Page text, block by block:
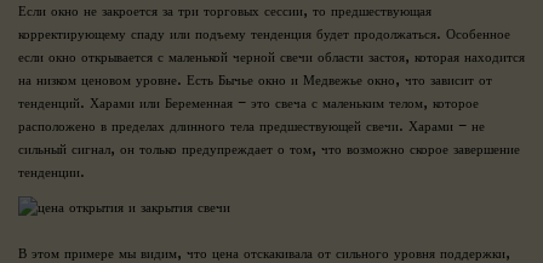
Если окно не закроется за три торговых сессии, то предшествующая
корректирующему спаду или подъему тенденция будет продолжаться. Особенное
если окно открывается с маленькой черной свечи области застоя, которая находится
на низком ценовом уровне. Есть Бычье окно и Медвежье окно, что зависит от
тенденций. Харами или Беременная – это свеча с маленьким телом, которое
расположено в пределах длинного тела предшествующей свечи. Харами – не
сильный сигнал, он только предупреждает о том, что возможно скорое завершение
тенденции.
В этом примере мы видим, что цена отскакивала от сильного уровня поддержки,